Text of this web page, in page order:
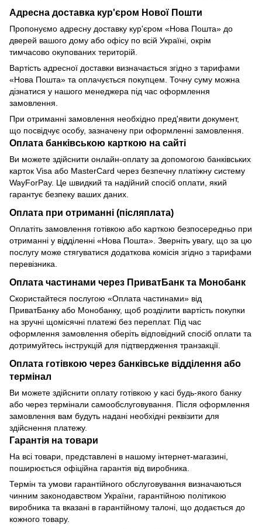
Адресна доставка кур'єром Нової Пошти
Пропонуємо адресну доставку кур'єром «Нова Пошта» до
дверей вашого дому або офісу по всій Україні, окрім
тимчасово окупованих територій.
Вартість адресної доставки визначається згідно з тарифами
«Нова Пошта» та оплачується покупцем. Точну суму можна
дізнатися у нашого менеджера під час оформлення
замовлення.
При отриманні замовлення необхідно пред'явити документ,
що посвідчує особу, зазначену при оформленні замовлення.
Оплата банківською карткою на сайті
Ви можете здійснити онлайн-оплату за допомогою банківських
карток Visa або MasterCard через безпечну платіжну систему
WayForPay. Це швидкий та надійний спосіб оплати, який
гарантує безпеку ваших даних.
Оплата при отриманні (післяплата)
Оплатіть замовлення готівкою або карткою безпосередньо при
отриманні у відділенні «Нова Пошта». Зверніть увагу, що за цю
послугу може стягуватися додаткова комісія згідно з тарифами
перевізника.
Оплата частинами через ПриватБанк та Монобанк
Скористайтеся послугою «Оплата частинами» від
ПриватБанку або Монобанку, щоб розділити вартість покупки
на зручні щомісячні платежі без переплат. Під час
оформлення замовлення оберіть відповідний спосіб оплати та
дотримуйтесь інструкцій для підтвердження транзакції.
Оплата готівкою через банківське відділення або
термінал
Ви можете здійснити оплату готівкою у касі будь-якого банку
або через термінали самообслуговування. Після оформлення
замовлення вам будуть надані необхідні реквізити для
здійснення платежу.
Гарантія на товари
На всі товари, представлені в нашому інтернет-магазині,
поширюється офіційна гарантія від виробника.
Термін та умови гарантійного обслуговування визначаються
чинним законодавством України, гарантійною політикою
виробника та вказані в гарантійному талоні, що додається до
кожного товару.